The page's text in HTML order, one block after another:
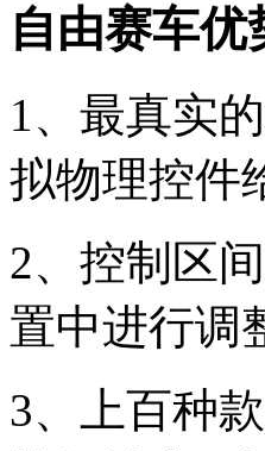
自由赛车优
1、最真实
拟物理控件
2、控制区
置中进行调
3、上百种